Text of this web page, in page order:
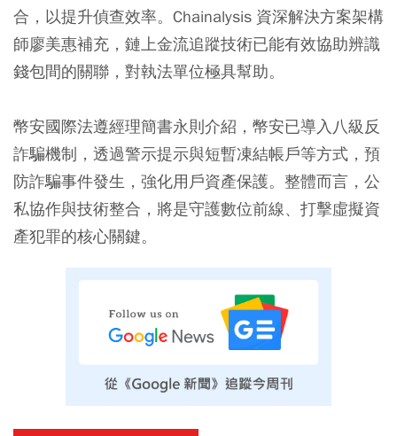
合，以提升偵查效率。Chainalysis 資深解決方案架構
師廖美惠補充，鏈上金流追蹤技術已能有效協助辨識
錢包間的關聯，對執法單位極具幫助。
幣安國際法遵經理簡書永則介紹，幣安已導入八級反
詐騙機制，透過警示提示與短暫凍結帳戶等方式，預
防詐騙事件發生，強化用戶資產保護。整體而言，公
私協作與技術整合，將是守護數位前線、打擊虛擬資
產犯罪的核心關鍵。